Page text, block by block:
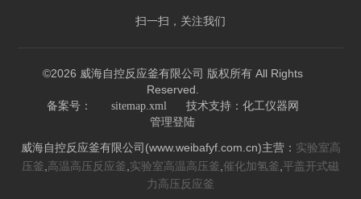
扫一扫，关注我们
©2026 威海自控反应釜有限公司 版权所有 All Rights
Reserved.
备案号： sitemap.xml 技术支持： 化工仪器网
管理登陆
威海自控反应釜有限公司(www.weibafyf.com.cn)主营： 实验室高
压釜 高温高压反应釜 实验室高温高压釜 催化加氢釜 平盖开式磁
力高压反应釜